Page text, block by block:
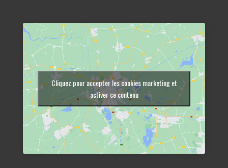
Cliquez pour accepter les cookies marketing et
activer ce contenu